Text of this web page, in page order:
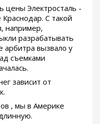
цены Электросталь -
С такой
например,
разрабатывать
вызвало у
съемками
зависит от
, мы в Америке